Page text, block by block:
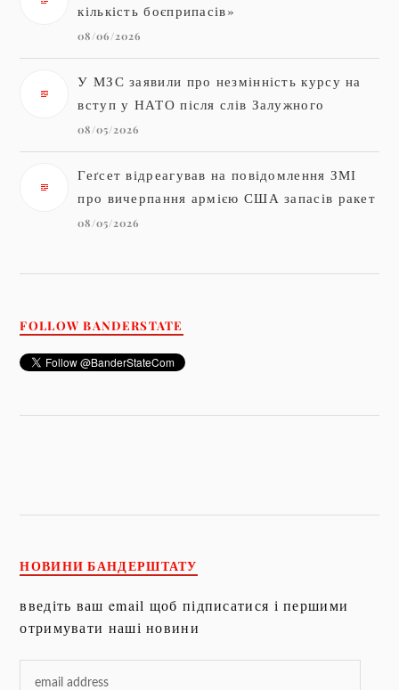
кількість боєприпасів»
08/06/2026
У МЗС заявили про незмінність курсу на
вступ у НАТО після слів Залужного
08/05/2026
Геґсет відреагував на повідомлення ЗМІ
про вичерпання армією США запасів ракет
08/05/2026
FOLLOW BANDERSTATE
НОВИНИ БАНДЕРШТАТУ
введіть ваш email щоб підписатися і першими
отримувати наші новини